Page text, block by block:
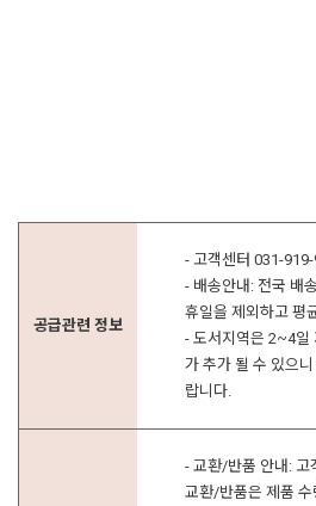
공급관련 정보
- 고객센터 031-
- 배송안내: 전국 배
휴일을 제외하고 평
- 도서지역은 2~4일
가 추가 될 수 있으
랍니다.
- 교환/반품 안내: 고
교환/반품은 제품